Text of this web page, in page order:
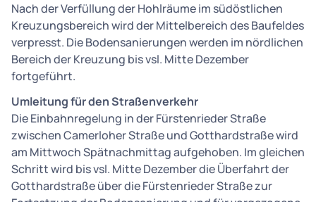
Nach der Verfüllung der Hohlräume im südöstlichen
Kreuzungsbereich wird der Mittelbereich des Baufeldes
verpresst. Die Bodensanierungen werden im nördlichen
Bereich der Kreuzung bis vsl. Mitte Dezember
fortgeführt.
Umleitung für den Straßenverkehr
Die Einbahnregelung in der Fürstenrieder Straße
zwischen Camerloher Straße und Gotthardstraße wird
am Mittwoch Spätnachmittag aufgehoben. Im gleichen
Schritt wird bis vsl. Mitte Dezember die Überfahrt der
Gotthardstraße über die Fürstenrieder Straße zur